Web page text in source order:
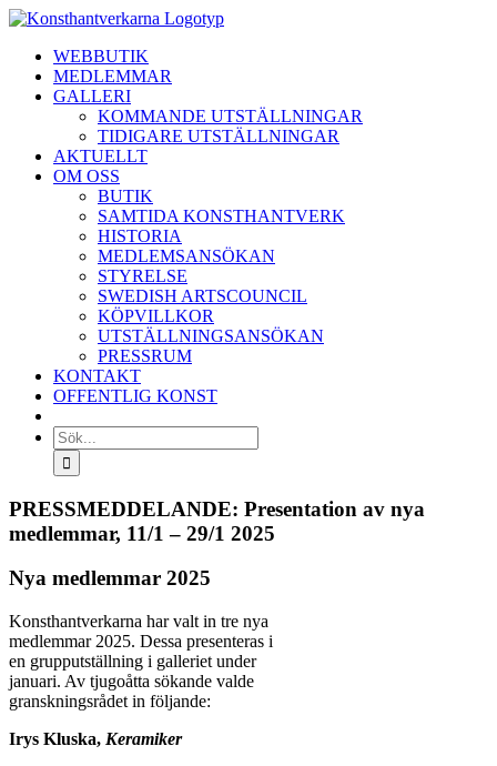
Fortsätt
innehålletWEBBUTIK
MEDLEMMAR
GALLERI
KOMMANDE UTSTÄLLNINGAR
TIDIGARE UTSTÄLLNINGAR
AKTUELLT
OM OSS
BUTIK
SAMTIDA KONSTHANTVERK
HISTORIA
MEDLEMSANSÖKAN
STYRELSE
SWEDISH ARTSCOUNCIL
KÖPVILLKOR
UTSTÄLLNINGSANSÖKAN
PRESSRUM
KONTAKT
OFFENTLIG KONST
Sök
efter:
PRESSMEDDELANDE: Presentation av nya
medlemmar, 11/1 – 29/1 2025
Nya medlemmar 2025
Konsthantverkarna har valt in tre nya
medlemmar 2025. Dessa presenteras i
en grupputställning i galleriet under
januari. Av tjugoåtta sökande valde
granskningsrådet in följande:
Irys Kluska, Keramiker